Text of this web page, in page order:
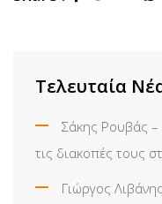
Τελευταία
Σάκης Ρουβάς
τις διακοπές τους
Γιώργος